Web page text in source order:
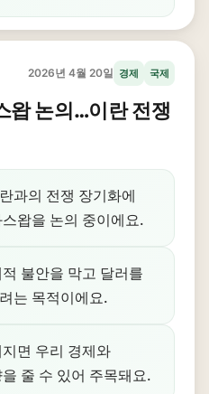
2026년 4월 20일 경제 국제
왑 논의…이란 전쟁
과의 전쟁 장기화에
왑을 논의 중이에요.
불안을 막고 달러를
는 목적이에요.
면 우리 경제와
줄 수 있어 주목돼요.